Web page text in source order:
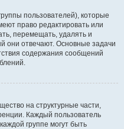
пользователей), которые
право редактировать или
перемещать, удалять и
они отвечают. Основные задачи
содержания сообщений
на структурные части,
Каждый пользователь
группе могут быть